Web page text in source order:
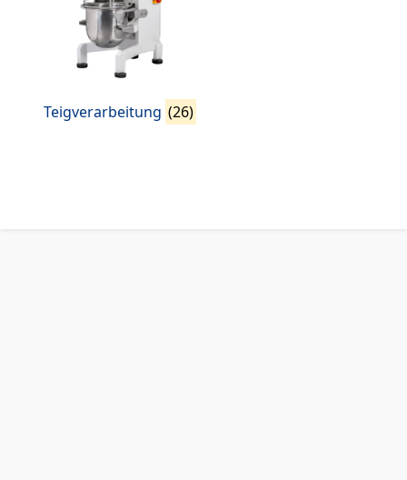
Teigverarbeitung (26)